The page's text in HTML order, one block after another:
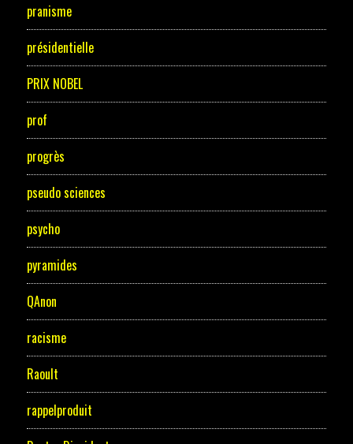
pranisme
présidentielle
PRIX NOBEL
prof
progrès
pseudo sciences
psycho
pyramides
QAnon
racisme
Raoult
rappelproduit